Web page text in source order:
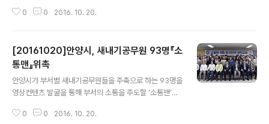
자생단체 운영현황 및 구성, 예산편성 및 집행의 적정성, 전
관련한 과소 부과와 부적정 사용 및 타 과목으로의 지출, 집
행내역 공개 여부 등에 무게를 두기로 했다. 특히 장기수선
충당금 적립금액이 부족해 적기에 수선이 이뤄지지 않는
단지에 대해서는 현실에 맞게 인상하도록 권고할 계획이
다. 점검결과 부실운영에 대한 고의성이 있거나 입주민에
게 피해를 입혔다고 판단되는 중대한 위반행위에 대해 행
0 0 2016. 10. 20.
[20161020]안양시, 새내기공무원 93명『소
통맨』위촉
안양시가 부서별 새내기공무원들을 주축으로 하는 93명을
영상컨텐츠 발굴을 통해 부서의 소통을 주도할 ‘소통맨’으
식을 갖고 전문강사를 초청해 스마트폰을 이용한 미디어
0 0 2016. 10. 20.